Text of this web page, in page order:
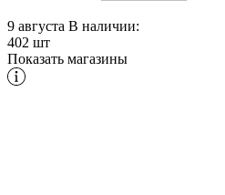
9 августа В наличии:
402 шт
Показать магазины